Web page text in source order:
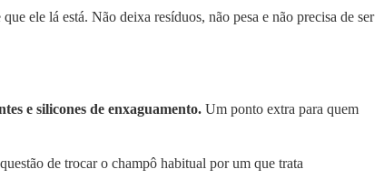
ele lá está. Não deixa resíduos, não pesa e não precisa de ser
e silicones de enxaguamento. Um ponto extra para quem
de trocar o champô habitual por um que trata